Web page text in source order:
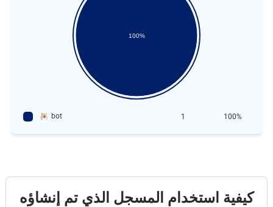
100%
bot 1 100%
كيفية استخدام المسجل الذي تم إنشاؤه